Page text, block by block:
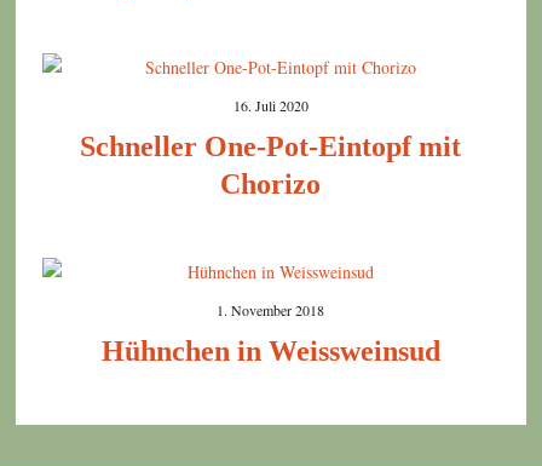
16. Juli 2020
Schneller One-Pot-Eintopf mit
Chorizo
1. November 2018
Hühnchen in Weissweinsud